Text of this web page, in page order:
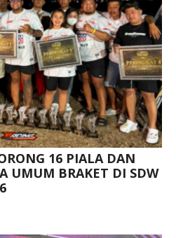
16 PIALA DAN
UMUM BRAKET DI SDW